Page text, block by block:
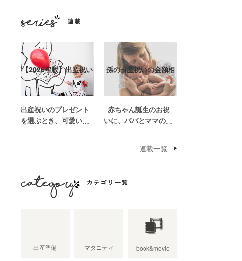
【2026年版】出産祝い
おしゃれなプ…
出産祝いのプレゼント
を選ぶとき、可愛いも
でもらいたいし、たく
さん使ってもらえるも
のをプレゼントした
孫の出産祝いの金額相
場って？出産祝い…
赤ちゃん誕生のお祝
いに、パパとママの親
場合、今現在のお祝い
のでしょうか。また、
ビーの誕生という慶
連載一覧
出産準備 マタニティ book&movie